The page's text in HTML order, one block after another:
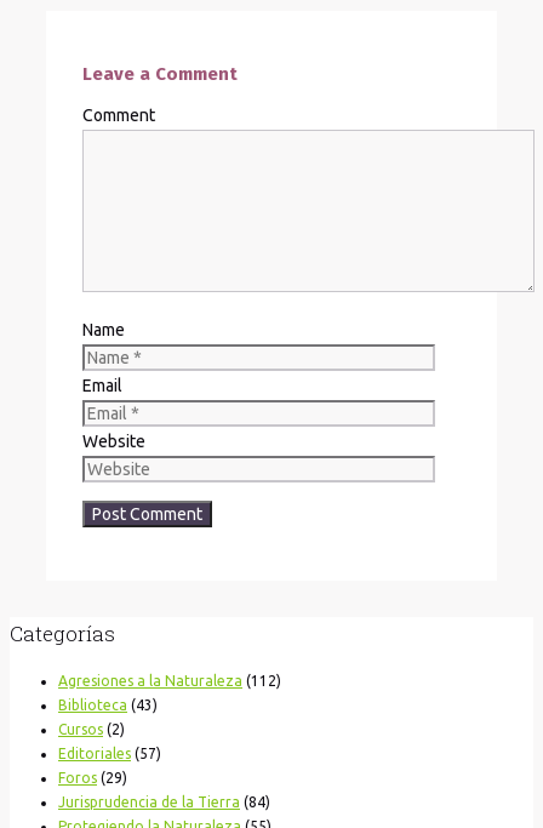
Leave a Comment
Comment
Name
Email
Website
Categorías
Agresiones a la Naturaleza (112)
Biblioteca (43)
Cursos (2)
Editoriales (57)
Foros (29)
Jurisprudencia de la Tierra (84)